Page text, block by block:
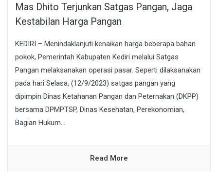
Mas Dhito Terjunkan Satgas Pangan, Jaga
Kestabilan Harga Pangan
KEDIRI – Menindaklanjuti kenaikan harga beberapa bahan
pokok, Pemerintah Kabupaten Kediri melalui Satgas
Pangan melaksanakan operasi pasar. Seperti dilaksanakan
pada hari Selasa, (12/9/2023) satgas pangan yang
dipimpin Dinas Ketahanan Pangan dan Peternakan (DKPP)
bersama DPMPTSP, Dinas Kesehatan, Perekonomian,
Bagian Hukum...
Read More